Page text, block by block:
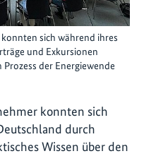
sich während ihres
und Exkursionen
der Energiewende
konnten sich
durch
Wissen über den